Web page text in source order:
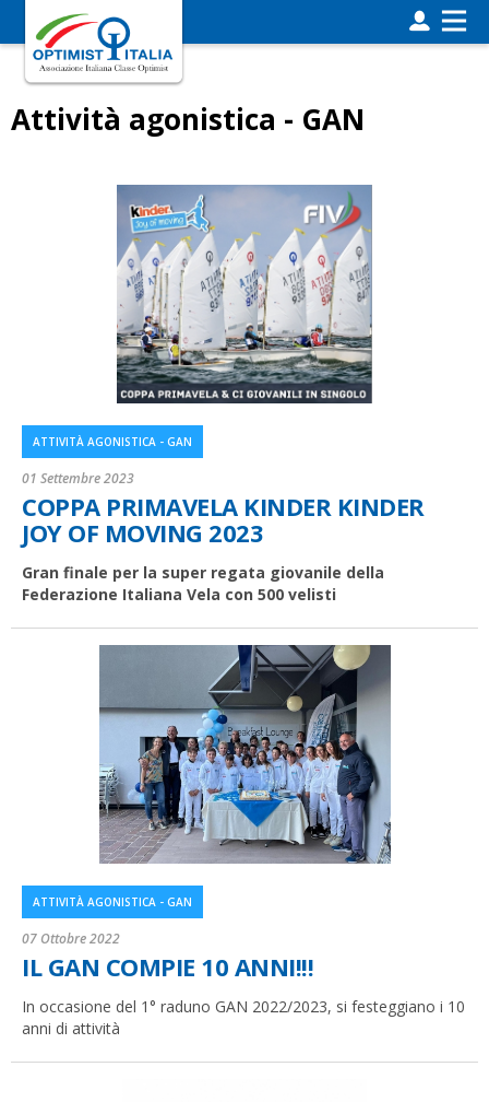
Attività agonistica - GAN
ATTIVITÀ AGONISTICA - GAN
01 Settembre 2023
COPPA PRIMAVELA KINDER KINDER
JOY OF MOVING 2023
Gran finale per la super regata giovanile della
Federazione Italiana Vela con 500 velisti
ATTIVITÀ AGONISTICA - GAN
07 Ottobre 2022
IL GAN COMPIE 10 ANNI!!!
In occasione del 1° raduno GAN 2022/2023, si festeggiano i 10
anni di attività